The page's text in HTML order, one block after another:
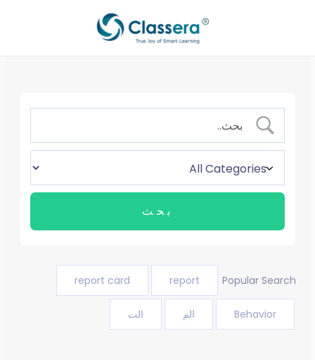
Popular Search
report
report card
Behavior الم الت